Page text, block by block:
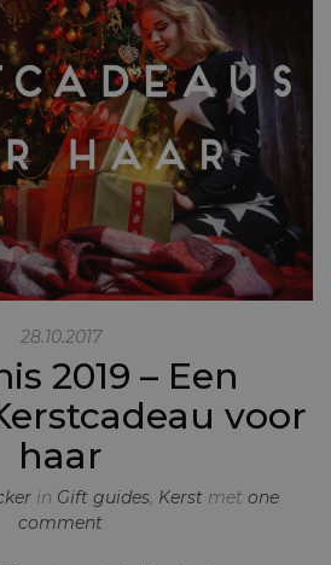
28.10.2017
2019 – Een
voor
haar
in Gift guides, Kerst met one
comment